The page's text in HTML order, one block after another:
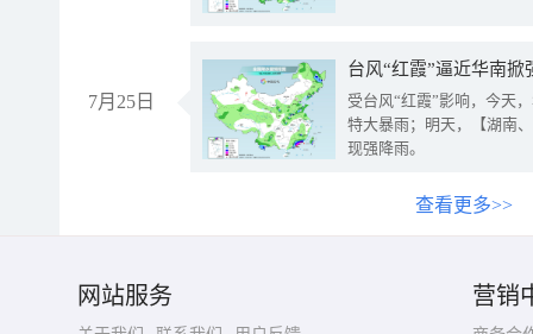
7月25日
台风“红霞”逼近华南
受台风“红霞”影响，今天
特大暴雨；明天，【湖南
现强降雨。
查看更多>>
网站服务 营销